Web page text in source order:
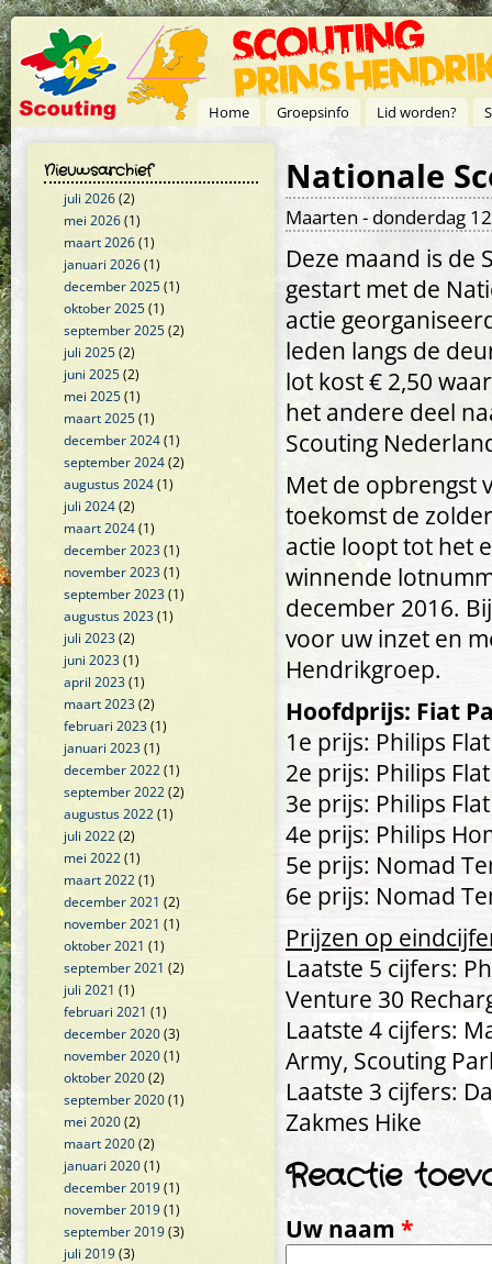
Overslaan en naar de inhoud gaan
Home Groepsinfo Lid worden?
Nieuwsarchief
juli 2026(2)
mei 2026(1)
maart 2026(1)
januari 2026(1)
december 2025(1)
oktober 2025(1)
september 2025(2)
juli 2025(2)
juni 2025(2)
mei 2025(1)
maart 2025(1)
december 2024(1)
september 2024(2)
augustus 2024(1)
juli 2024(2)
maart 2024(1)
december 2023(1)
november 2023(1)
september 2023(1)
augustus 2023(1)
juli 2023(2)
juni 2023(1)
april 2023(1)
maart 2023(2)
februari 2023(1)
januari 2023(1)
december 2022(1)
september 2022(2)
augustus 2022(1)
juli 2022(2)
mei 2022(1)
maart 2022(1)
december 2021 (2)
november 2021 (1)
oktober 2021 (1)
september 2021 (2)
juli 2021 (1)
februari 2021 (1)
december 2020(3)
november 2020(1)
oktober 2020(2)
september 2020(1)
mei 2020(2)
maart 2020(2)
januari 2020(1)
december 2019(1)
november 2019(1)
september 2019(3)
juli 2019(3)
Nationale
Maarten - donderdag
Deze maand is de
gestart met de
actie
leden langs de
lot kost € 2,50
het andere deel
Scouting
Met de opbrengst
toekomst de
actie loopt tot het
winnende
december 2016.
voor uw inzet en
Hendrikgroep.
Hoofdprijs: Fiat
1e prijs: Philips
2e prijs: Philips
3e prijs: Philips
4e prijs: Philips
5e prijs: Nomad
6e prijs: Nomad
Prijzen op
Laatste 5 cijfers:
Venture 30
Laatste 4 cijfers:
Army, Scouting
Laatste 3 cijfers:
Zakmes Hike
Reactie
Uw naam *